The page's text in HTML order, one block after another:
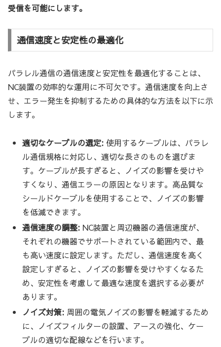
受信を可能にします。
通信速度と安定性の最適化
パラレル通信の通信速度と安定性を最適化することは、
NC装置の効率的な運用に不可欠です。通信速度を向上さ
せ、エラー発生を抑制するための具体的な方法を以下に示
します。
適切なケーブルの選定: 使用するケーブルは、パラレ
ル通信規格に対応し、適切な長さのものを選びま
す。ケーブルが長すぎると、ノイズの影響を受けや
すくなり、通信エラーの原因となります。高品質な
シールドケーブルを使用することで、ノイズの影響
を低減できます。
通信速度の調整: NC装置と周辺機器の通信速度が、
それぞれの機器でサポートされている範囲内で、最
も高い速度に設定します。ただし、通信速度を高く
設定しすぎると、ノイズの影響を受けやすくなるた
め、安定性を考慮して最適な速度を選択する必要が
あります。
ノイズ対策: 周囲の電気ノイズの影響を軽減するため
に、ノイズフィルターの設置、アースの強化、ケー
ブルの適切な配線などを行います。